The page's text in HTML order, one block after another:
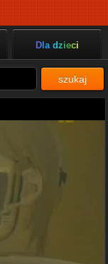
Dla dzieci
szukaj